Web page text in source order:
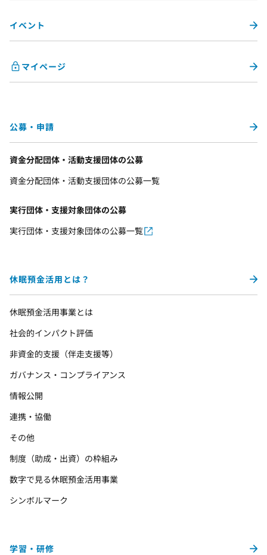
イベント
マイページ
公募・申請
資金分配団体・活動支援団体の公募
資金分配団体・活動支援団体の公募一覧
実行団体・支援対象団体の公募
実行団体・支援対象団体の公募一覧
休眠預金活用とは？
休眠預金活用事業とは
社会的インパクト評価
非資金的支援（伴走支援等）
ガバナンス・コンプライアンス
情報公開
連携・協働
その他
制度（助成・出資）の枠組み
数字で見る休眠預金活用事業
シンボルマーク
学習・研修